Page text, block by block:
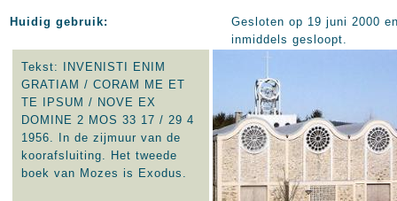
Huidig gebruik:
Gesloten op 19 juni 2000
inmiddels gesloopt.
Tekst: INVENISTI ENIM
GRATIAM / CORAM ME ET
TE IPSUM / NOVE EX
DOMINE 2 MOS 33 17 / 29 4
1956. In de zijmuur van de
koorafsluiting. Het tweede
boek van Mozes is Exodus.